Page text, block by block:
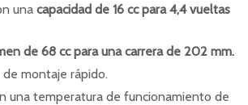
una capacidad de 16 cc para 4,4 vueltas
de 68 cc para una carrera de 202 mm.
de montaje rápido.
una temperatura de funcionamiento de